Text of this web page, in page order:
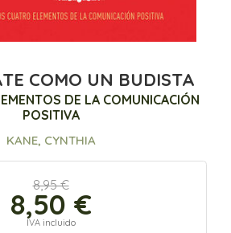
COMO UN BUDISTA
DE LA COMUNICACIÓN
POSITIVA
KANE, CYNTHIA
8,95 €
8,50 €
IVA incluido